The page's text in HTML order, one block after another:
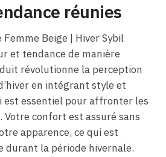
réunies
Beige​ | Hiver Sybil
et tendance de manière
révolutionne la perception
en intégrant style et
est essentiel pour affronter les
Votre confort est assuré sans
apparence, ce qui est
durant la période hivernale.